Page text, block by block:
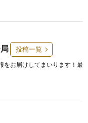
投稿一覧
をお届けしてまいります！最